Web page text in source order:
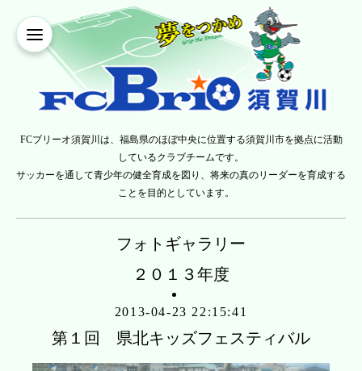
FCブリーオ須賀川は、福島県のほぼ中央に位置する須賀川市を拠点に活動
しているクラブチームです。
サッカーを通して青少年の健全育成を図り、将来の真のリーダーを育成する
ことを目的としています。
フォトギャラリー
２０１３年度
2013-04-23 22:15:41
第１回 県北キッズフェスティバル